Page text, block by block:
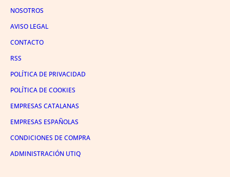
NOSOTROS
AVISO LEGAL
CONTACTO
RSS
POLÍTICA DE PRIVACIDAD
POLÍTICA DE COOKIES
EMPRESAS CATALANAS
EMPRESAS ESPAÑOLAS
CONDICIONES DE COMPRA
ADMINISTRACIÓN UTIQ